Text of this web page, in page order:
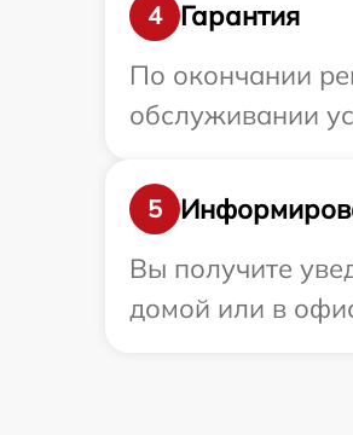
4
Гарантия
По окончании
обслуживании
5
Вы получите
домой или в